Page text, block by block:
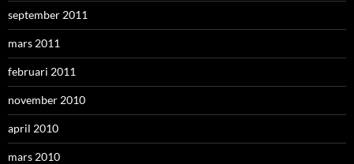
september 2011
mars 2011
februari 2011
november 2010
april 2010
mars 2010